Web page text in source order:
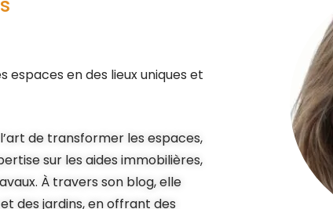
espaces en des lieux uniques et
de transformer les espaces,
sur les aides immobilières,
À travers son blog, elle
des jardins, en offrant des